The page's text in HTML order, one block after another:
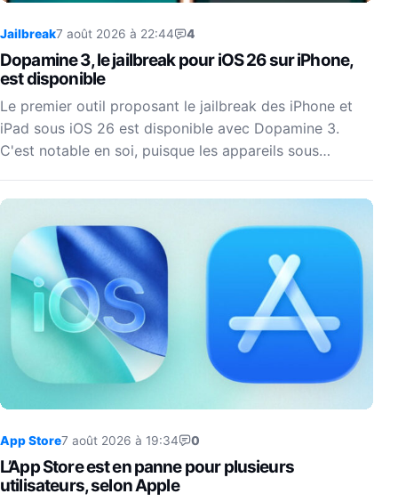
Jailbreak7 août 2026 à 22:44 4
Dopamine 3, le jailbreak pour iOS 26 sur iPhone,
est disponible
Le premier outil proposant le jailbreak des iPhone et
iPad sous iOS 26 est disponible avec Dopamine 3.
C'est notable en soi, puisque les appareils sous…
App Store7 août 2026 à 19:34 0
L’App Store est en panne pour plusieurs
utilisateurs, selon Apple